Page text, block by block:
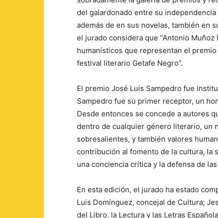
del galardonado entre su
además de en sus novelas, también en
el jurado considera que “Antonio
humanísticos que representan el
festival literario Getafe Negro”.
El premio José Luis Sampedro fue
Sampedro fue su primer receptor, un
Desde entonces se concede a autores
dentro de cualquier género literario, un
sobresalientes, y también valores
contribución al fomento de la cultura, la
una conciencia crítica y la defensa de
En esta edición, el jurado ha estado
Luis Domínguez, concejal de Cultura;
del Libro, la Lectura y las Letras